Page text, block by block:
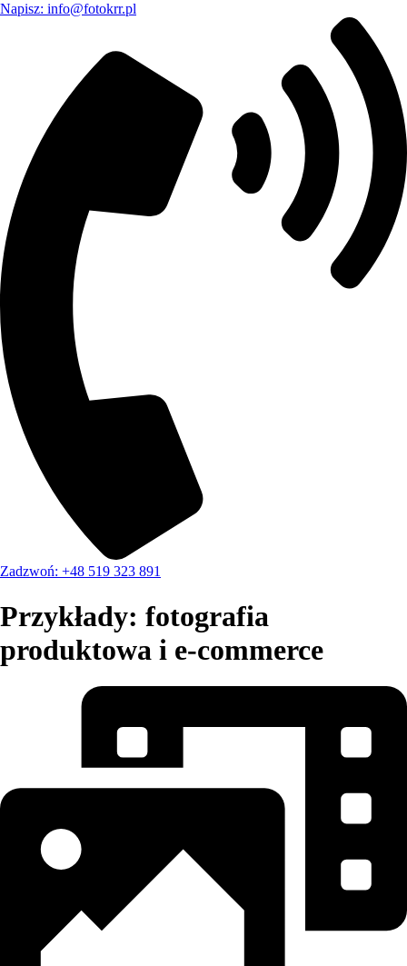
Napisz: info@fotokrr.pl
Zadzwoń: +48 519 323 891
Przykłady: fotografia
produktowa i e-commerce